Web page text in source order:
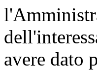
avere dato